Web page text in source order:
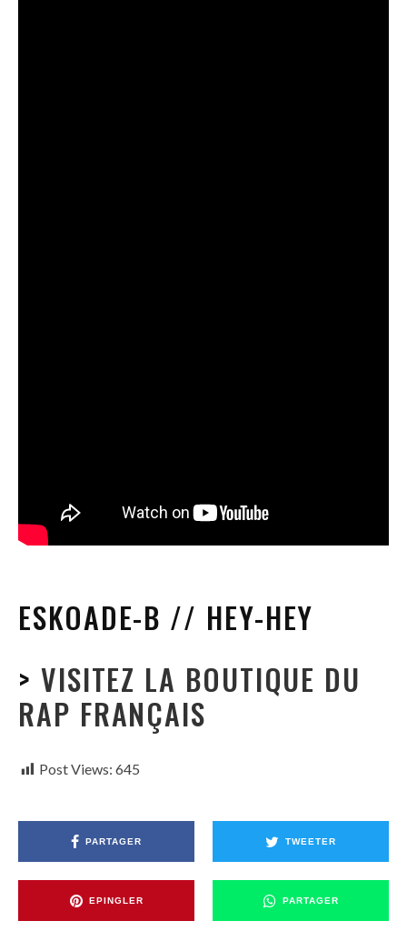
ESKOADE-B // HEY-HEY
> VISITEZ LA BOUTIQUE DU
RAP FRANÇAIS
Post Views: 645
PARTAGER TWEETER
EPINGLER PARTAGER